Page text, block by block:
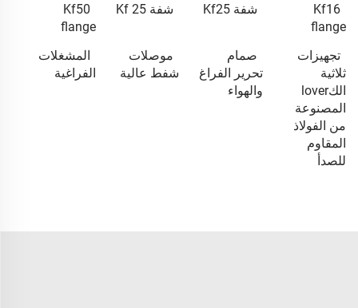
Kf16
flange
شفة Kf25 شفة Kf 25
Kf50
flange
تجهيزات
ثلاثية
الكlover
المصنوعة
من الفولاذ
المقاوم
للصدأ
صمام
تحرير الفراغ
والهواء
موصلات
شفط عالية
المشغلات
الفراغية